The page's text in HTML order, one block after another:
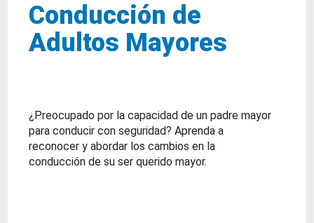
Conducción de
Adultos Mayores
¿Preocupado por la capacidad de un padre mayor
para conducir con seguridad? Aprenda a
reconocer y abordar los cambios en la
conducción de su ser querido mayor.